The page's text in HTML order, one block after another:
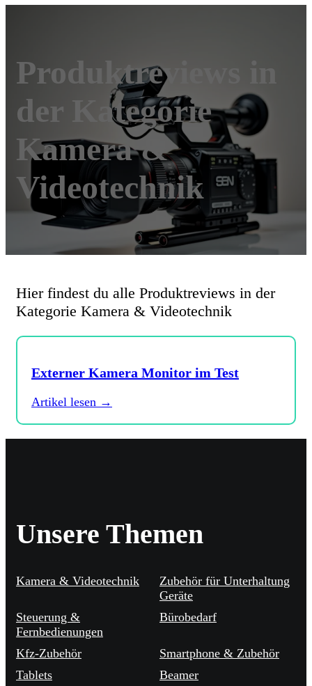
Produktreviews in
der Kategorie
Kamera &
Videotechnik
Hier findest du alle Produktreviews in der
Kategorie Kamera & Videotechnik
Externer Kamera Monitor im Test
Artikel lesen →
Unsere Themen
Kamera & Videotechnik
Zubehör für Unterhaltung
Geräte
Steuerung &
Fernbedienungen
Bürobedarf
Kfz-Zubehör
Smartphone & Zubehör
Tablets
Beamer